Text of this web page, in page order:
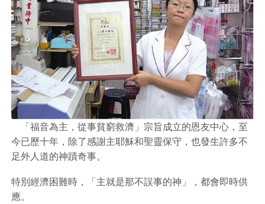
「福音為主，從事貧窮救濟」宗旨成立的恩友中心，至
今已歷十年，除了感謝主耶穌和聖靈保守，也發生許多不
足外人道的神蹟奇事。
特別經濟困難時，「主就是那不誤事的神」，都會即時供
應。